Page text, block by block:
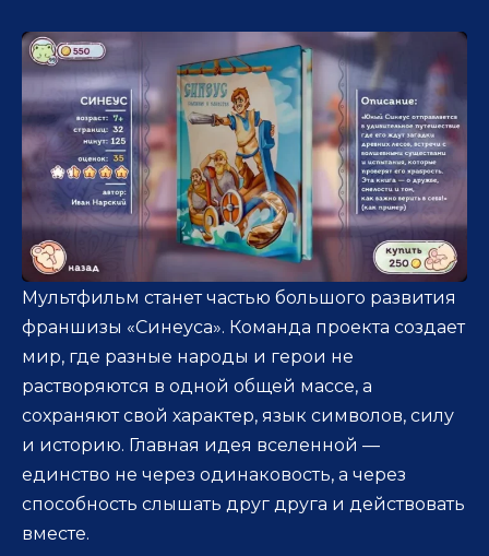
Мультфильм станет частью большого развития
франшизы «Синеуса». Команда проекта создает
мир, где разные народы и герои не
растворяются в одной общей массе, а
сохраняют свой характер, язык символов, силу
и историю. Главная идея вселенной —
единство не через одинаковость, а через
способность слышать друг друга и действовать
вместе.